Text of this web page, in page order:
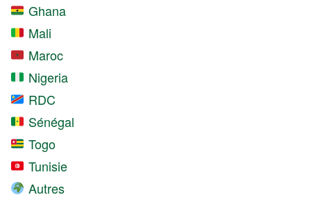
Ghana
Mali
Maroc
Nigeria
RDC
Sénégal
Togo
Tunisie
Autres